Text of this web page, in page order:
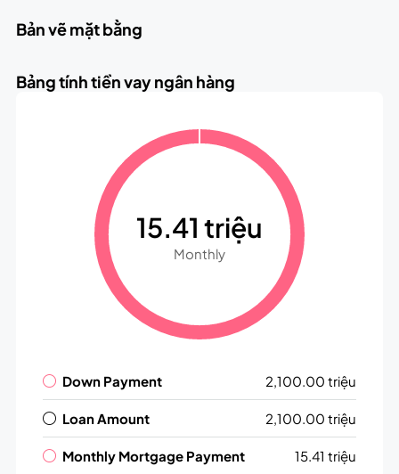
Bản vẽ mặt bằng
Bảng tính tiền vay ngân hàng
15.41 triệu
Monthly
Down Payment 2,100.00 triệu
Loan Amount 2,100.00 triệu
Monthly Mortgage Payment 15.41 triệu